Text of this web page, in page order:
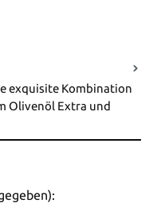
exquisite Kombination
Olivenöl Extra und